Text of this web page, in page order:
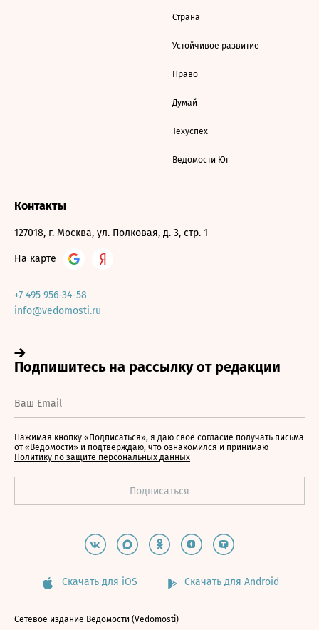
Страна
Устойчивое развитие
Право
Думай
Техуспех
Ведомости Юг
Контакты
127018, г. Москва, ул. Полковая, д. 3, стр. 1
На карте
+7 495 956-34-58
info@vedomosti.ru
Нажимая кнопку «Подписаться», я даю свое согласие получать письма
от «Ведомости» и подтверждаю, что ознакомился и принимаю
Политику по защите персональных данных
Скачать для iOS Скачать для Android
Сетевое издание Ведомости (Vedomosti)